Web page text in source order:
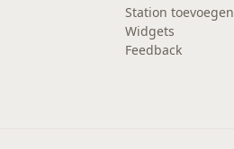
Station toevoegen
Widgets
Feedback